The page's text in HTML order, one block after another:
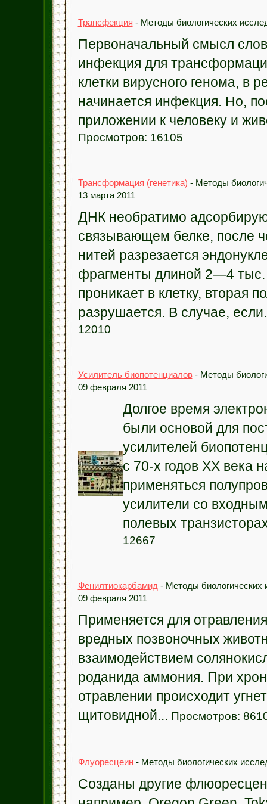
Трансфекция - Методы биологических
Первоначальный смысл
инфекция для
клетки вирусного генома, в
начинается инфекция. Но,
приложении к человеку и
Просмотров: 16105
Трансформация (генетика) - Методы
13 марта 2011
ДНК необратимо
связывающем белке, после
нитей разрезается
фрагменты длиной 2—4 тыс.
проникает в клетку, вторая
разрушается. В случае,
12010
Усилитель биопотенциалов- Методы
09 февраля 2011
Долгое время
были основой для
усилителей
с 70-х годов XX века
применяться
усилители со
полевых
12667
Фенилтиокарбамид - Методы биологических
09 февраля 2011
Применяется для
вредных позвоночных
взаимодействием
роданида аммония. При
отравлении происходит
щитовидной... Просмотров:
Флуоресцеин- Методы биологических
Созданы другие